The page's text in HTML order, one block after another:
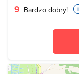
9 Bardzo dobry!